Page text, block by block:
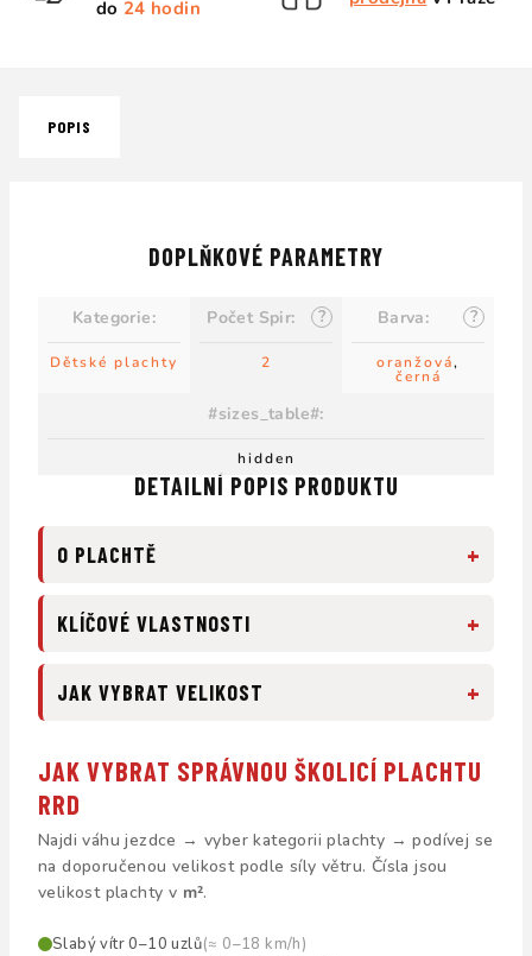
do 24 hodin
POPIS
DETAILNÍ POPIS PRODUKTU
O PLACHTĚ +
KLÍČOVÉ VLASTNOSTI +
JAK VYBRAT VELIKOST +
JAK VYBRAT SPRÁVNOU ŠKOLICÍ PLACHTU
RRD
Najdi váhu jezdce → vyber kategorii plachty → podívej se
na doporučenou velikost podle síly větru. Čísla jsou
velikost plachty v m².
Slabý vítr 0–10 uzlů(≈ 0–18 km/h)
DOPLŇKOVÉ PARAMETRY
Kategorie:
Dětské plachty
?
Počet Spir:
2
?
Barva:
oranžová,
černá
#sizes_table#:
hidden